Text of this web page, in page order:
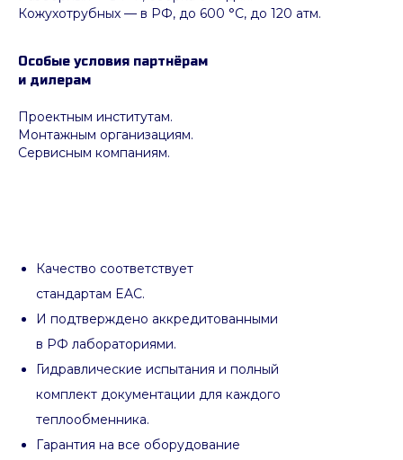
Кожухотрубных — в РФ, до 600 °C, до 120 атм.
Особые условия партнёрам
и дилерам
Проектным институтам.
Монтажным организациям.
Сервисным компаниям.
Качество соответствует
стандартам EAC.
И подтверждено аккредитованными
в РФ лабораториями.
Гидравлические испытания и полный
комплект документации для каждого
теплообменника.
Гарантия на все оборудование